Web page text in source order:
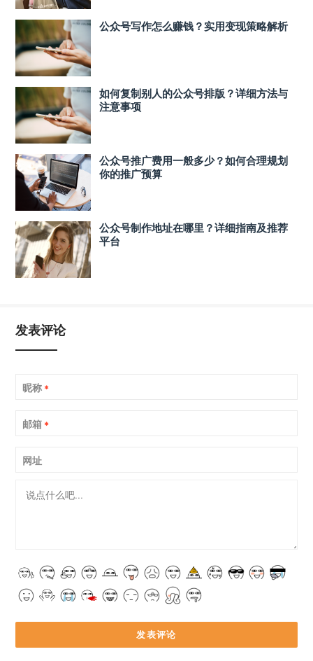
公众号写作怎么赚钱？实用变现策略解析
如何复制别人的公众号排版？详细方法与
注意事项
公众号推广费用一般多少？如何合理规划
你的推广预算
公众号制作地址在哪里？详细指南及推荐
平台
发表评论
昵称 *
邮箱 *
网址